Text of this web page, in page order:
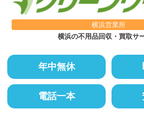
横浜営業所
横浜の不用品回収・買取サ
年中無休
電話一本